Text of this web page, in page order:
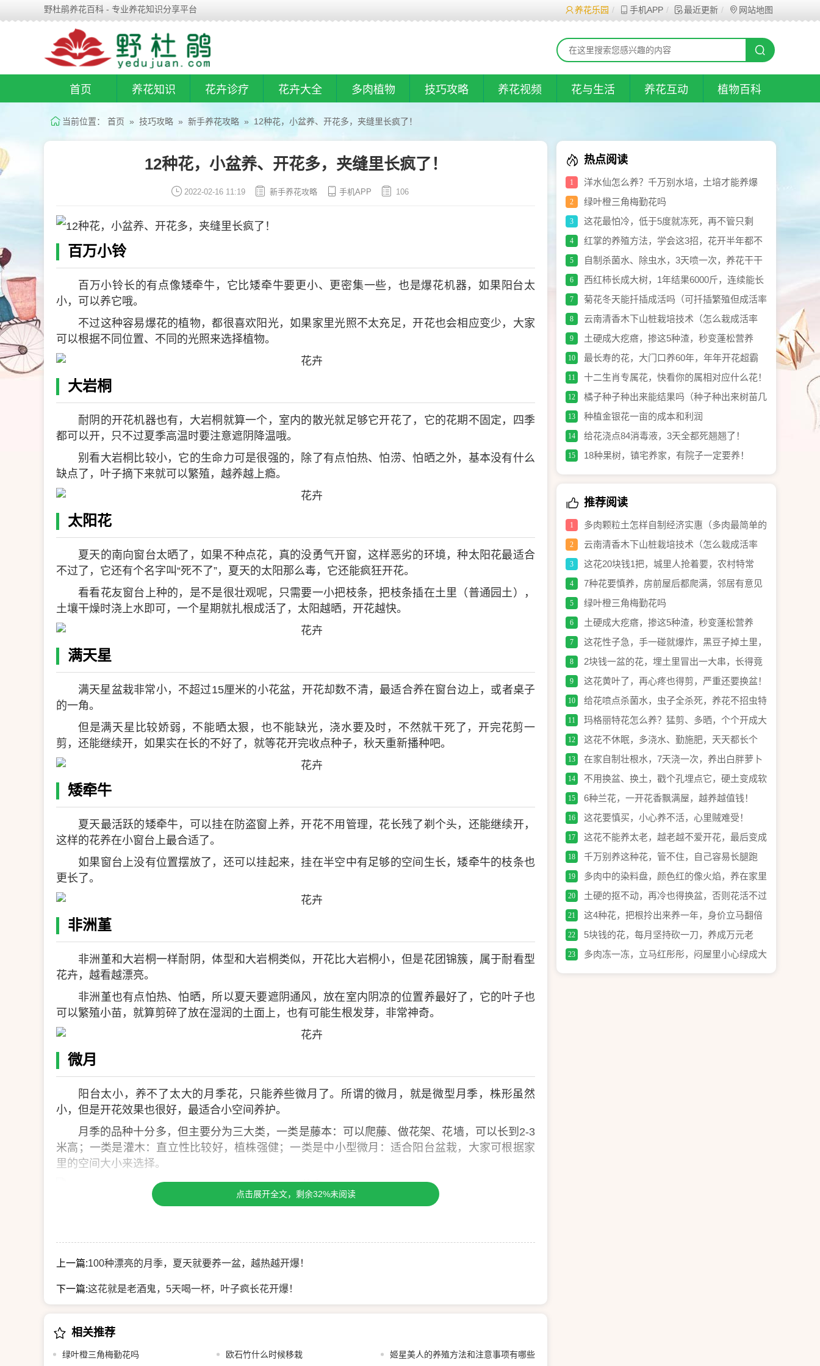
野杜鹃养花百科 - 专业养花知识分享平台 养花乐园 手机APP 最近更新 网站地图
首页 养花知识 花卉诊疗 花卉大全 多肉植物 技巧攻略 养花视频 花与生活 养花互动 植物百科
当前位置： 首页 » 技巧攻略 » 新手养花攻略 » 12种花，小盆养、开花多，夹缝里长疯了！
12种花，小盆养、开花多，夹缝里长疯了！
2022-02-16 11:19 新手养花攻略 手机APP 106
百万小铃
百万小铃长的有点像矮牵牛，它比矮牵牛要更小、更密集一些，也是爆花机器，如果阳台太
小，可以养它哦。
不过这种容易爆花的植物，都很喜欢阳光，如果家里光照不太充足，开花也会相应变少，大家
可以根据不同位置、不同的光照来选择植物。
大岩桐
耐阴的开花机器也有，大岩桐就算一个，室内的散光就足够它开花了，它的花期不固定，四季
都可以开，只不过夏季高温时要注意遮阴降温哦。
别看大岩桐比较小，它的生命力可是很强的，除了有点怕热、怕涝、怕晒之外，基本没有什么
缺点了，叶子摘下来就可以繁殖，越养越上瘾。
太阳花
夏天的南向窗台太晒了，如果不种点花，真的没勇气开窗，这样恶劣的环境，种太阳花最适合
不过了，它还有个名字叫“死不了”，夏天的太阳那么毒，它还能疯狂开花。
看看花友窗台上种的，是不是很壮观呢，只需要一小把枝条，把枝条插在土里（普通园土），
土壤干燥时浇上水即可，一个星期就扎根成活了，太阳越晒，开花越快。
满天星
满天星盆栽非常小，不超过15厘米的小花盆，开花却数不清，最适合养在窗台边上，或者桌子
的一角。
但是满天星比较娇弱，不能晒太狠，也不能缺光，浇水要及时，不然就干死了，开完花剪一
剪，还能继续开，如果实在长的不好了，就等花开完收点种子，秋天重新播种吧。
矮牵牛
夏天最活跃的矮牵牛，可以挂在防盗窗上养，开花不用管理，花长残了剃个头，还能继续开，
这样的花养在小窗台上最合适了。
如果窗台上没有位置摆放了，还可以挂起来，挂在半空中有足够的空间生长，矮牵牛的枝条也
更长了。
非洲堇
非洲堇和大岩桐一样耐阴，体型和大岩桐类似，开花比大岩桐小，但是花团锦簇，属于耐看型
花卉，越看越漂亮。
非洲堇也有点怕热、怕晒，所以夏天要遮阴通风，放在室内阴凉的位置养最好了，它的叶子也
可以繁殖小苗，就算剪碎了放在湿润的土面上，也有可能生根发芽，非常神奇。
微月
阳台太小，养不了太大的月季花，只能养些微月了。所谓的微月，就是微型月季，株形虽然
小，但是开花效果也很好，最适合小空间养护。
月季的品种十分多，但主要分为三大类，一类是藤本：可以爬藤、做花架、花墙，可以长到2-3
米高；一类是灌木：直立性比较好，植株强健；一类是中小型微月：适合阳台盆栽，大家可根据家
里的空间大小来选择。
喜欢菊花类的植物，家里地方又不够的，可以养姬小菊，四季开花，盆栽小、花量大，每次开
完剪一剪就行了，还会继续开花。
不过姬小菊容易乱长，需要控制好光照，时常修剪，不然就长的张牙舞爪，也不好好开花了。
丹麦风铃草
点击展开全文，剩余32%未阅读
上一篇:100种漂亮的月季，夏天就要养一盆，越热越开爆！
下一篇:这花就是老酒鬼，5天喝一杯，叶子疯长花开爆！
相关推荐
绿叶橙三角梅勤花吗 欧石竹什么时候移栽 姬星美人的养殖方法和注意事项有哪些
热点阅读
1
洋水仙怎么养？千万别水培，土培才能养爆
盆！
2 绿叶橙三角梅勤花吗
3
这花最怕冷，低于5度就冻死，再不管只剩
盆！
4
红掌的养殖方法，学会这3招，花开半年都不
败！
5
自制杀菌水、除虫水，3天喷一次，养花干干
净净！
6
西红柿长成大树，1年结果6000斤，连续能长
20年！
7
菊花冬天能扦插成活吗（可扦插繁殖但成活率
不高）
8
云南清香木下山桩栽培技术（怎么栽成活率
高）
9
土硬成大疙瘩，掺这5种渣，秒变蓬松营养
土！
10
最长寿的花，大门口养60年，年年开花超霸
气！
11 十二生肖专属花，快看你的属相对应什么花！
12
橘子种子种出来能结果吗（种子种出来树苗几
年可结果）
13 种植金银花一亩的成本和利润
14 给花浇点84消毒液，3天全都死翘翘了！
15 18种果树，镇宅养家，有院子一定要养！
推荐阅读
1
多肉颗粒土怎样自制经济实惠（多肉最简单的
配土方法）
2
云南清香木下山桩栽培技术（怎么栽成活率
高）
3
这花20块钱1把，城里人抢着要，农村特常
见，别再花冤枉钱了！
4 7种花要慎养，房前屋后都爬满，邻居有意见
5 绿叶橙三角梅勤花吗
6
土硬成大疙瘩，掺这5种渣，秒变蓬松营养
土！
7
这花性子急，手一碰就爆炸，黑豆子掉土里，
冒出100盆！
8
2块钱一盆的花，埋土里冒出一大串，长得竟
然像玉米？
9 这花黄叶了，再心疼也得剪，严重还要换盆！
10
给花喷点杀菌水，虫子全杀死，养花不招虫特
干净！
11
玛格丽特花怎么养？猛剪、多晒，个个开成大
花球！
12
这花不休眠，多浇水、勤施肥，天天都长个
儿！
13
在家自制壮根水，7天浇一次，养出白胖萝卜
根！
14
不用换盆、换土，戳个孔埋点它，硬土变成软
发糕！
15 6种兰花，一开花香飘满屋，越养越值钱！
16 这花要慎买，小心养不活，心里贼难受！
17
这花不能养太老，越老越不爱开花，最后变成
木疙瘩！
18
千万别养这种花，管不住，自己容易长腿跑
了！
19
多肉中的染料盘，颜色红的像火焰，养在家里
真喜庆！
20
土硬的抠不动，再冷也得换盆，否则花活不过
冬天！
21
这4种花，把根拎出来养一年，身价立马翻倍
涨！
22
5块钱的花，每月坚持砍一刀，养成万元老
桩！
23
多肉冻一冻，立马红彤彤，闷屋里小心绿成大
白菜！